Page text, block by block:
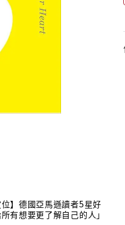
位】德國亞馬遜讀者5星好
有想要更了解自己的人」